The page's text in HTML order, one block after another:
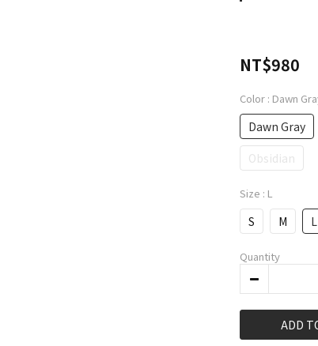
NT$980
Color : Dawn
Dawn Gray
Obsidian
Size : L
S M L
Quantity
ADD